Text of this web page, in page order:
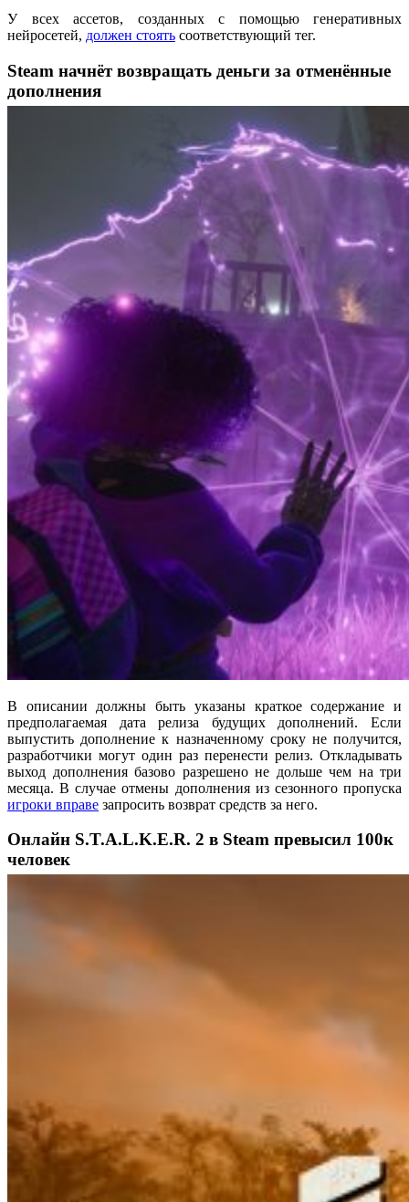
У всех ассетов, созданных с помощью генеративных
нейросетей, должен стоять соответствующий тег.
Steam начнёт возвращать деньги за отменённые
дополнения
В описании должны быть указаны краткое содержание и
предполагаемая дата релиза будущих дополнений. Если
выпустить дополнение к назначенному сроку не получится,
разработчики могут один раз перенести релиз. Откладывать
выход дополнения базово разрешено не дольше чем на три
месяца. В случае отмены дополнения из сезонного пропуска
игроки вправе запросить возврат средств за него.
Онлайн S.T.A.L.K.E.R. 2 в Steam превысил 100к
человек